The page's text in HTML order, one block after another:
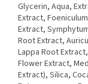
Glycerin, Aqua,
Extract,
Extract,
Root Extract,
Lappa Root
Flower Extract,
Extract), Silica,